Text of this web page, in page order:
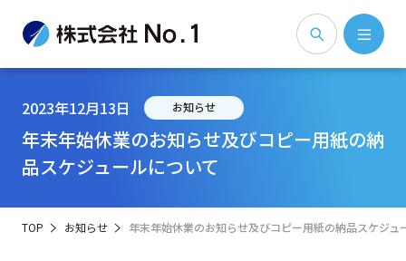
2023年12月13日 お知らせ
年末年始休業のお知らせ及びコピー用紙の納
品スケジュールについて
TOP お知らせ 年末年始休業のお知らせ及びコピー用紙の納品スケジュ